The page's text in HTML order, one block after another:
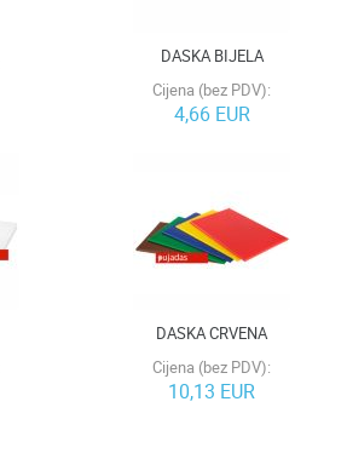
DASKA BIJELA
Cijena (bez PDV):
4,66 EUR
DASKA CRVENA
Cijena (bez PDV):
10,13 EUR